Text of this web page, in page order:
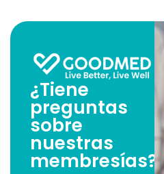
¿Tiene
preguntas
sobre
nuestras
membresías?